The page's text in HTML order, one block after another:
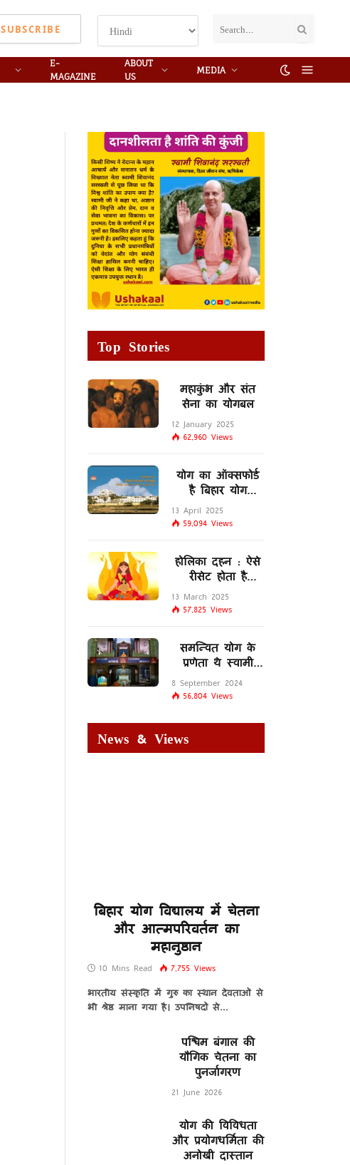
SUBSCRIBE
E-
MAGAZINE
ABOUT
US
MEDIA
Top Stories
महाकुंभ और संत
सेना का योगबल
12 January 2025
62,960 Views
योग का ऑक्सफोर्ड
है बिहार योग
विद्यालय
13 April 2025
59,094 Views
होलिका दहन : ऐसे
रीसेट होता है
मस्तिष्क का
लिम्बिक सिस्टम
13 March 2025
57,825 Views
समन्वित योग के
प्रणेता थे स्वामी
शिवानंद सरस्वती
8 September 2024
56,804 Views
News & Views
बिहार योग विद्यालय में चेतना
और आत्मपरिवर्तन का
महानुष्ठान
10 Mins Read 7,755 Views
भारतीय संस्कृति में गुरु का स्थान देवताओं से
भी श्रेष्ठ माना गया है। उपनिषदों से…
पश्चिम बंगाल की
यौगिक चेतना का
पुनर्जागरण
21 June 2026
योग की विविधता
और प्रयोगधर्मिता की
अनोखी दास्तान